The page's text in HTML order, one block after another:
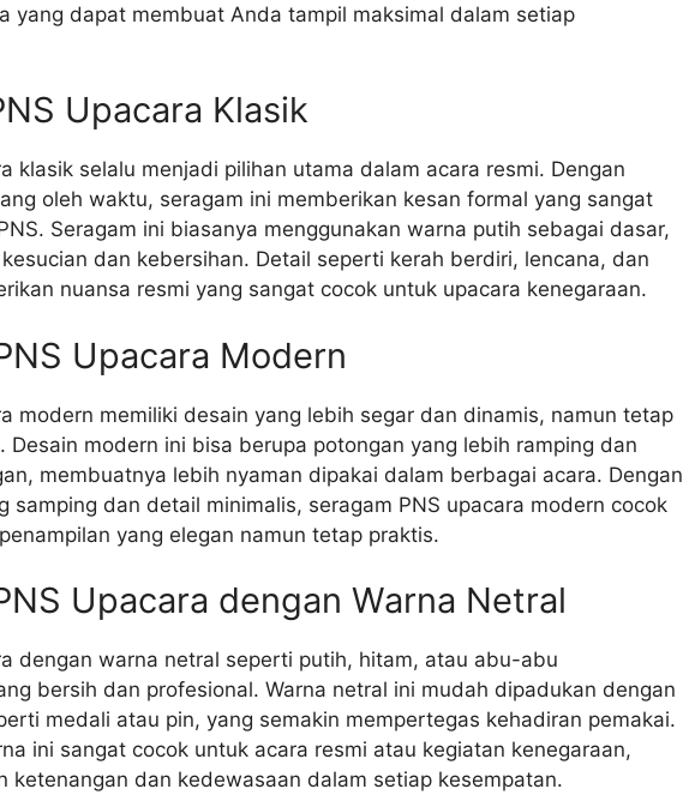
yang dapat membuat Anda tampil maksimal dalam setiap
Upacara Klasik
klasik selalu menjadi pilihan utama dalam acara resmi. Dengan
oleh waktu, seragam ini memberikan kesan formal yang sangat
Seragam ini biasanya menggunakan warna putih sebagai dasar,
dan kebersihan. Detail seperti kerah berdiri, lencana, dan
nuansa resmi yang sangat cocok untuk upacara kenegaraan.
Upacara Modern
modern memiliki desain yang lebih segar dan dinamis, namun tetap
Desain modern ini bisa berupa potongan yang lebih ramping dan
membuatnya lebih nyaman dipakai dalam berbagai acara. Dengan
samping dan detail minimalis, seragam PNS upacara modern cocok
yang elegan namun tetap praktis.
Upacara dengan Warna Netral
dengan warna netral seperti putih, hitam, atau abu-abu
bersih dan profesional. Warna netral ini mudah dipadukan dengan
medali atau pin, yang semakin mempertegas kehadiran pemakai.
ini sangat cocok untuk acara resmi atau kegiatan kenegaraan,
ketenangan dan kedewasaan dalam setiap kesempatan.